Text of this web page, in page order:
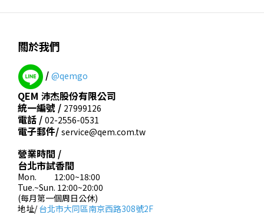
關於我們
/ @qemgo
QEM 沛杰股份有限公司
統一編號 / 27999126
電話 / 02-2556-0531
電子郵件/ service@qem.com.tw
營業時間 /
台北市試香間
Mon. 12:00~18:00
Tue.~Sun. 12:00~20:00
(每月第一個周日公休)
地址/台北市大同區南京西路308號2F